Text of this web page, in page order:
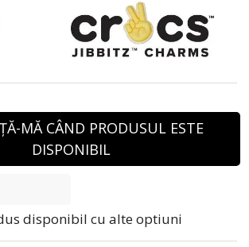
MĂ CÂND PRODUSUL ESTE
DISPONIBIL
disponibil cu alte optiuni